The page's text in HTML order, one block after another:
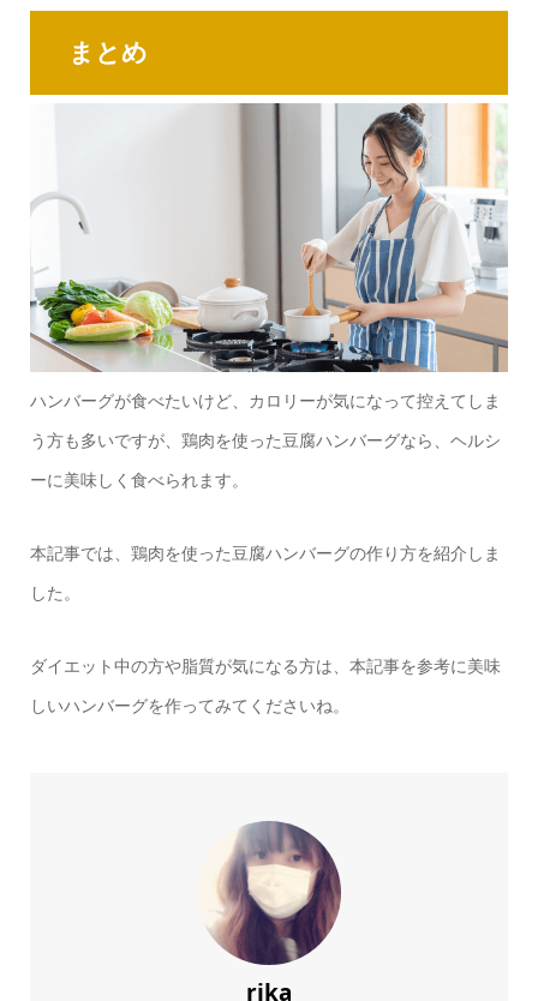
まとめ
ハンバーグが食べたいけど、カロリーが気になって控えてしま
う方も多いですが、鶏肉を使った豆腐ハンバーグなら、ヘルシ
ーに美味しく食べられます。
本記事では、鶏肉を使った豆腐ハンバーグの作り方を紹介しま
した。
ダイエット中の方や脂質が気になる方は、本記事を参考に美味
しいハンバーグを作ってみてくださいね。
rika